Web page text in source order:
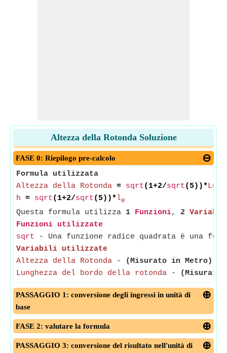
Altezza della Rotonda Soluzione
FASE 0: Riepilogo pre-calcolo
Formula utilizzata
Altezza della Rotonda = sqrt(1+2/sqrt(5))*
h = sqrt(1+2/sqrt(5))*le
Questa formula utilizza 1 Funzioni, 2
Funzioni utilizzate
sqrt - Una funzione radice quadrata è una
Variabili utilizzate
Altezza della Rotonda - (Misurato in Metro)
Lunghezza del bordo della rotonda - (Misurato
PASSAGGIO 1: conversione degli ingressi in unità di
base
FASE 2: valutare la formula
PASSAGGIO 3: conversione del risultato nell'unità di